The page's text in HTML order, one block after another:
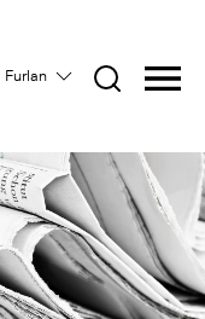
Furlan